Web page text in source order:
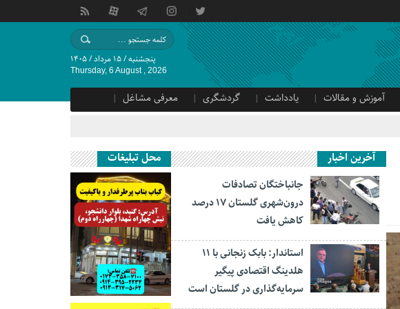
پنجشنبه / ۱۵ مرداد / ۱۴۰۵
Thursday, 6 August , 2026
آموزش و مقالات یادداشت گردشگری
معرفی مشاغل
آخرین اخبار
جانباختگان تصادفات
درون‌شهری گلستان ۱۷ درصد
کاهش یافت
استاندار: بابک زنجانی با ۱۱
هلدینگ اقتصادی پیگیر
سرمایه‌گذاری در گلستان است
محل تبلیغات